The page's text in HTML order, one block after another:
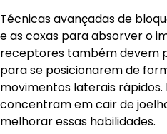
Técnicas avançadas de
e as coxas para absorver o
receptores também devem
para se posicionarem de
movimentos laterais rápidos.
concentram em cair de
melhorar essas habilidades.